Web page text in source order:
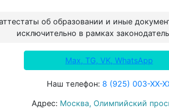
об образовании и иные
исключительно в рамках
Max, TG, VK, WhatsApp
Наш телефон: 8 (925) 003-ХХ-
Адрес: Москва, Олимпийский